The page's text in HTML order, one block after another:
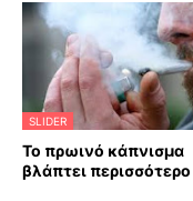
SLIDER
Το πρωινό κάπνισμα
βλάπτει περισσότερο